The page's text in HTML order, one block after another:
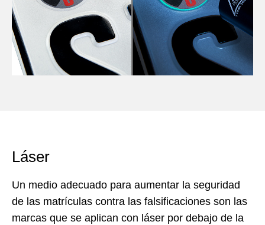
Láser
Un medio adecuado para aumentar la seguridad
de las matrículas contra las falsificaciones son las
marcas que se aplican con láser por debajo de la